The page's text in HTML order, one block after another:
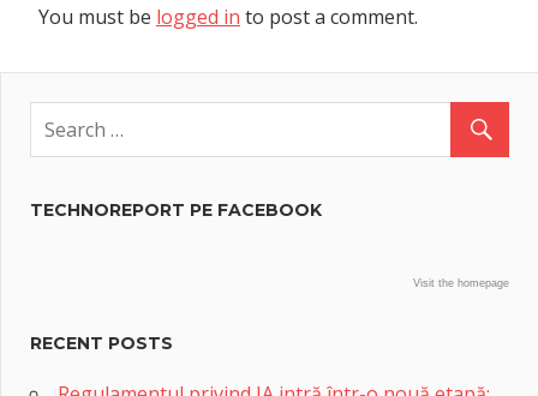
You must be logged in to post a comment.
TECHNOREPORT PE FACEBOOK
Visit the homepage
RECENT POSTS